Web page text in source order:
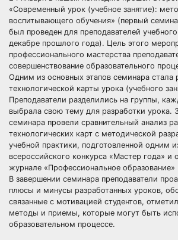
«Современный урок (учебное занятие):
воспитывающего обучения» (первый
был проведен для преподавателей
декабре прошлого года). Цель этого
профессионального мастерства
совершенствование образовательного
Одним из основных этапов семинара стала
технологической карты урока (учебного
Преподаватели разделились на группы,
выбрала свою тему для разработки урока.
семинара провели сравнительный анализ
технологических карт с методической
учебной практики, подготовленной одним
всероссийского конкурса «Мастер года» и
журнале «Профессиональное
В завершении семинара преподаватели
плюсы и минусы разработанных уроков,
связанные с мотивацией студентов,
методы и приемы, которые могут быть
образовательном процессе.